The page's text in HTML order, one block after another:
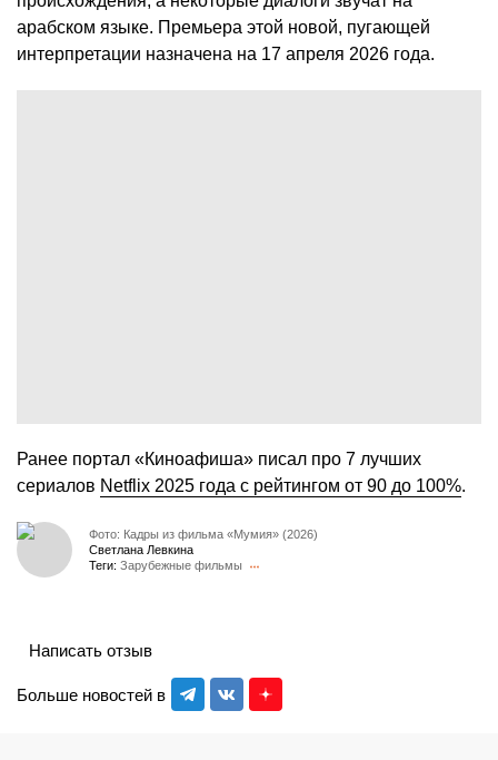
арабском языке. Премьера этой новой, пугающей
интерпретации назначена на 17 апреля 2026 года.
Ранее портал «Киноафиша» писал про 7 лучших
сериалов Netflix 2025 года с рейтингом от 90 до 100%.
Фото: Кадры из фильма «Мумия» (2026)
Светлана Левкина
Теги: Зарубежные фильмы
Больше новостей в
Написать отзыв